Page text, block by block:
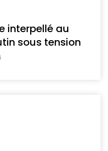
interpellé au
sous tension